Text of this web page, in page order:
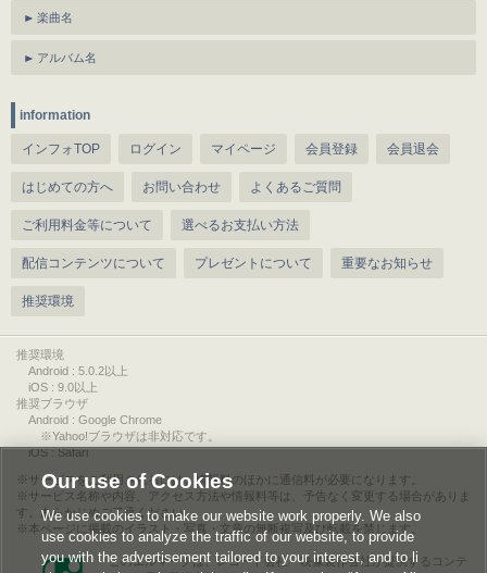
楽曲名
アルバム名
information
インフォTOP ログイン マイページ 会員登録 会員退会
はじめての方へ お問い合わせ よくあるご質問
ご利用料金等について 選べるお支払い方法
配信コンテンツについて プレゼントについて 重要なお知らせ
推奨環境
推奨環境
Android : 5.0.2以上
iOS : 9.0以上
推奨ブラウザ
Android : Google Chrome
※Yahoo!ブラウザは非対応です。
iOS : Safari
サービスをご利用されるには、情報料のほかに通信料が必要になります。
サービス名称や内容、アクセス方法や情報料等は、予告なく変更する場合がありま
す。あらかじめご了承ください。
本ページに掲載のイラスト・写真・文章の無断複写及び転載を禁じます。
このエルマークは、レコード会社・映像製作会社が提供するコンテ
Our use of Cookies
We use cookies to make our website work properly. We also
use cookies to analyze the traffic of our website, to provide
you with the advertisement tailored to your interest, and to li